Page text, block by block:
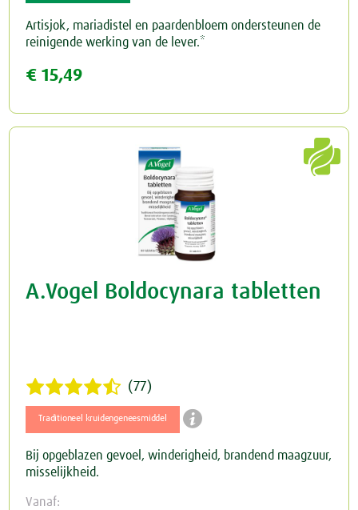
Rust & Slaap
Rust & Ontspanning
Slaap
Spieren & Gewrichten
Botten & Gewrichten
Reuma & Gewrichtspijn
Spijsvertering
Pollinosan
Schildklier
Artisjok, mariadistel en paardenbloem ondersteunen de
reinigende werking van de lever.*
€ 15,49

A.Vogel Boldocynara tabletten
(77)
Traditioneel kruidengeneesmiddel 
Bij opgeblazen gevoel, winderigheid, brandend maagzuur,
misselijkheid.
Vanaf: